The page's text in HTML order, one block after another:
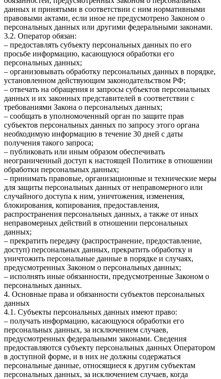
данных и принятыми в соответствии с ним нормативными
правовыми актами, если иное не предусмотрено Законом о
персональных данных или другими федеральными законами.
3.2. Оператор обязан:
– предоставлять субъекту персональных данных по его
просьбе информацию, касающуюся обработки его
персональных данных;
– организовывать обработку персональных данных в порядке,
установленном действующим законодательством РФ;
– отвечать на обращения и запросы субъектов персональных
данных и их законных представителей в соответствии с
требованиями Закона о персональных данных;
– сообщать в уполномоченный орган по защите прав
субъектов персональных данных по запросу этого органа
необходимую информацию в течение 30 дней с даты
получения такого запроса;
– публиковать или иным образом обеспечивать
неограниченный доступ к настоящей Политике в отношении
обработки персональных данных;
– принимать правовые, организационные и технические меры
для защиты персональных данных от неправомерного или
случайного доступа к ним, уничтожения, изменения,
блокирования, копирования, предоставления,
распространения персональных данных, а также от иных
неправомерных действий в отношении персональных
данных;
– прекратить передачу (распространение, предоставление,
доступ) персональных данных, прекратить обработку и
уничтожить персональные данные в порядке и случаях,
предусмотренных Законом о персональных данных;
– исполнять иные обязанности, предусмотренные Законом о
персональных данных.
4. Основные права и обязанности субъектов персональных
данных
4.1. Субъекты персональных данных имеют право:
– получать информацию, касающуюся обработки его
персональных данных, за исключением случаев,
предусмотренных федеральными законами. Сведения
предоставляются субъекту персональных данных Оператором
в доступной форме, и в них не должны содержаться
персональные данные, относящиеся к другим субъектам
персональных данных, за исключением случаев, когда